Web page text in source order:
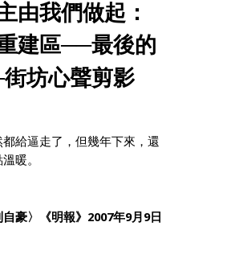
由我們做起：
建區──最後的
坊心聲剪影
給逼走了，但幾年下來，還
暖。
自豪〉《明報》 2007年9月 9日